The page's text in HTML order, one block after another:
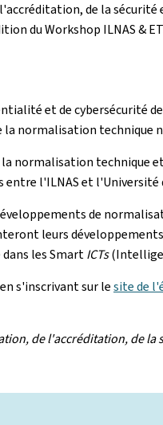
de la
du Workshop ILNAS &
et de
la normalisation technique
la normalisation technique
l'ILNAS et l'Université
de
leurs
les SmartICTs
s'inscrivant sur lesite de
de l'accréditation, de la